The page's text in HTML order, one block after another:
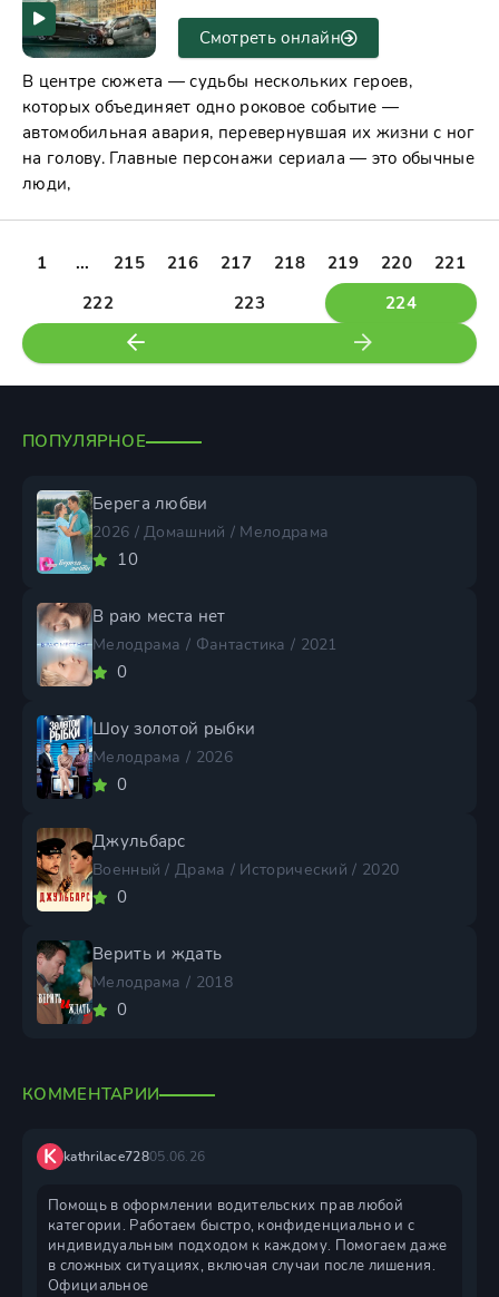
В центре сюжета — судьбы нескольких героев,
которых объединяет одно роковое событие —
автомобильная авария, перевернувшая их жизни с ног
на голову. Главные персонажи сериала — это обычные
люди,
Смотреть онлайн
1 ... 215 216 217 218 219 220
221
222
223 224
ПОПУЛЯРНОЕ
Берега любви
2026 / Домашний / Мелодрама
10
В раю места нет
Мелодрама / Фантастика / 2021
0
Шоу золотой рыбки
Мелодрама / 2026
0
Джульбарс
Военный / Драма / Исторический / 2020
0
Верить и ждать
Мелодрама / 2018
0
КОММЕНТАРИИ
K kathrilace72805.06.26
Помощь в оформлении водительских прав любой
категории. Работаем быстро, конфиденциально и с
индивидуальным подходом к каждому. Помогаем даже
в сложных ситуациях, включая случаи после лишения.
Официальное